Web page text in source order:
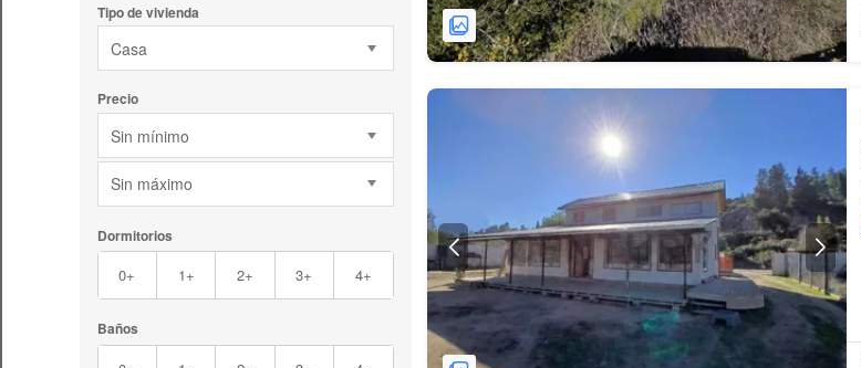
Tipo de vivienda
Casa
Precio
Sin mínimo
Sin máximo
Dormitorios
0+ 1+ 2+ 3+ 4+
Baños